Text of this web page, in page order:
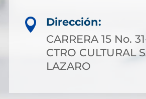

Dirección:
CARRERA 15 No.
CTRO CULTURAL
LAZARO